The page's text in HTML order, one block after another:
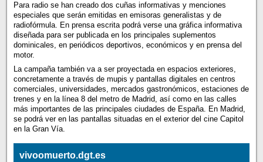
Para radio se han creado dos cuñas informativas y menciones
especiales que serán emitidas en emisoras generalistas y de
radiofórmula. En prensa escrita podrá verse una gráfica informativa
diseñada para ser publicada en los principales suplementos
dominicales, en periódicos deportivos, económicos y en prensa del
motor.
La campaña también va a ser proyectada en espacios exteriores,
concretamente a través de mupis y pantallas digitales en centros
comerciales, universidades, mercados gastronómicos, estaciones de
trenes y en la línea 8 del metro de Madrid, así como en las calles
más importantes de las principales ciudades de España. En Madrid,
se podrá ver en las pantallas situadas en el exterior del cine Capitol
en la Gran Vía.
vivoomuerto.dgt.es